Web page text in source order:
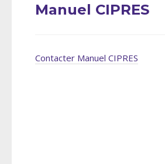
Manuel CIPRES
Contacter Manuel CIPRES